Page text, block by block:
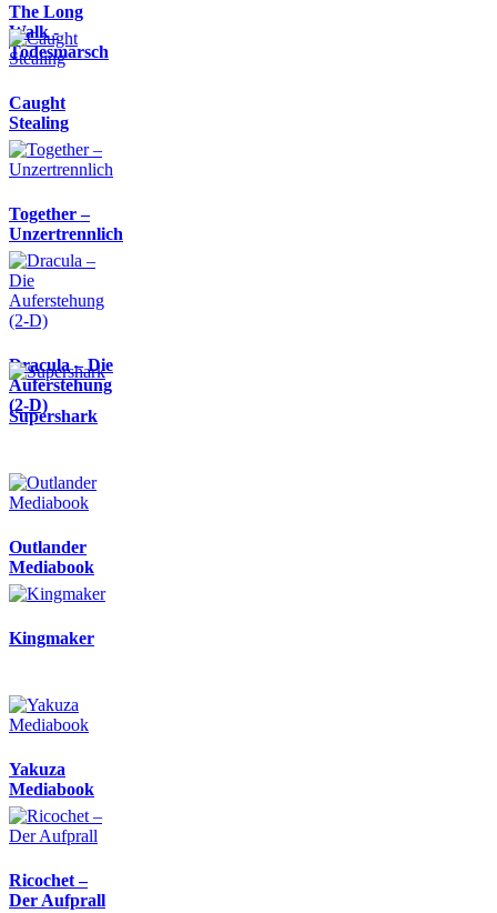
The Long
Walk -
Todesmarsch
Caught
Stealing
Together –
Unzertrennlich
Dracula – Die
Auferstehung
(2-D)
Supershark
Outlander
Mediabook
Kingmaker
Yakuza
Mediabook
Ricochet –
Der Aufprall